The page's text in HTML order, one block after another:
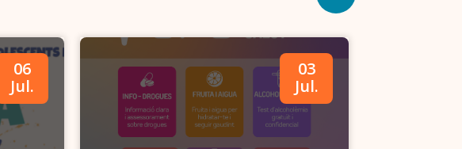
06
Jul.
03
Jul.